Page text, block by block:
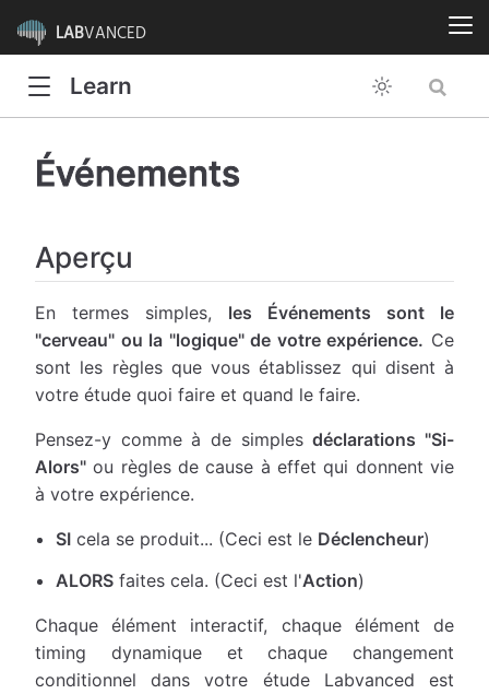
LABVANCED
Learn
Événements
Aperçu
En termes simples, les Événements sont le
"cerveau" ou la "logique" de votre expérience. Ce
sont les règles que vous établissez qui disent à
votre étude quoi faire et quand le faire.
Pensez-y comme à de simplesdéclarations "Si-
Alors" ou règles de cause à effet qui donnent vie
à votre expérience.
SI cela se produit... (Ceci est le Déclencheur)
ALORS faites cela. (Ceci est l'Action)
Chaque élément interactif, chaque élément de
timing dynamique et chaque changement
conditionnel dans votre étude Labvanced est